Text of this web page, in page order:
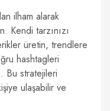
ilham alarak
Kendi tarzınızı
üretin, trendlere
hashtagleri
Bu stratejileri
ulaşabilir ve